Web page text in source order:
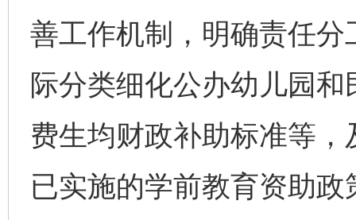
善工作机制，明确责任
际分类细化公办幼儿园
费生均财政补助标准等
已实施的学前教育资助